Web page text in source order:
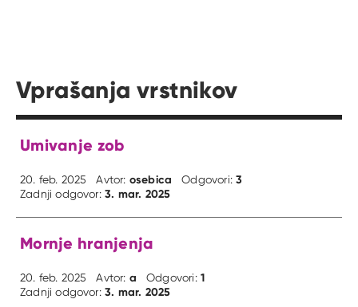
Vprašanja vrstnikov
Umivanje zob
20. feb. 2025 Avtor: osebica Odgovori:3
Zadnji odgovor:3. mar. 2025
Mornje hranjenja
20. feb. 2025 Avtor: a Odgovori: 1
Zadnji odgovor:3. mar. 2025